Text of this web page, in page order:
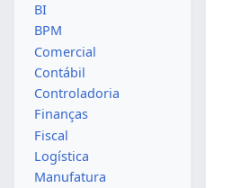
BI
BPM
Comercial
Contábil
Controladoria
Finanças
Fiscal
Logística
Manufatura